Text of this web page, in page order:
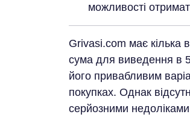
можливості
Grivasi.com має кілька
сума для виведення в 5
його привабливим
покупках. Однак
серйозними